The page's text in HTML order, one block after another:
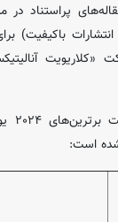
پراستناد
باکیفیت)
«کلاریویت
شده است: